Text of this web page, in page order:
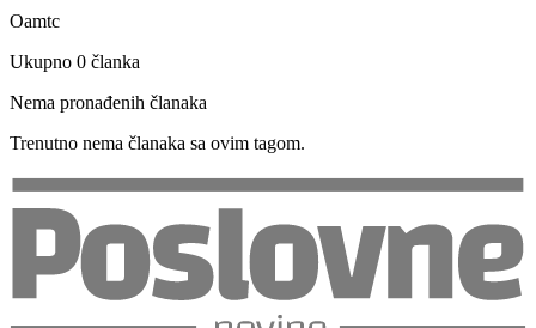
Oamtc
Ukupno 0 članka
Nema pronađenih članaka
Trenutno nema članaka sa ovim tagom.